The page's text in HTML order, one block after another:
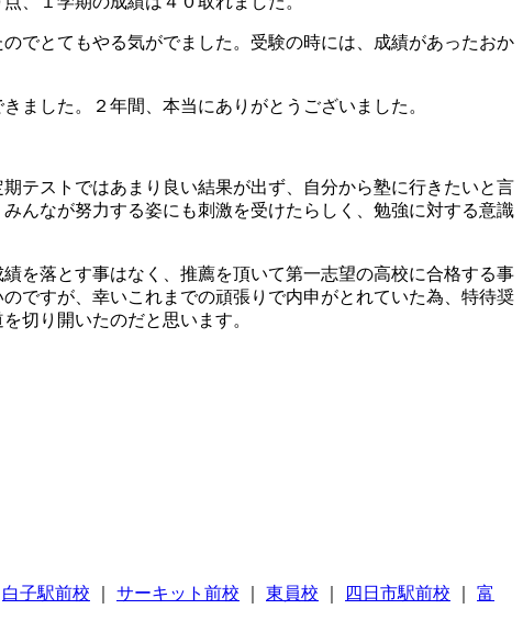
でとてもやる気がでました。受験の時には、成績があったおか
ました。２年間、本当にありがとうございました。
テストではあまり良い結果が出ず、自分から塾に行きたいと言
んなが努力する姿にも刺激を受けたらしく、勉強に対する意識
を落とす事はなく、推薦を頂いて第一志望の高校に合格する事
ですが、幸いこれまでの頑張りで内申がとれていた為、特待奨
切り開いたのだと思います。
白子駅前校 サーキット前校 東員校 四日市駅前校
富